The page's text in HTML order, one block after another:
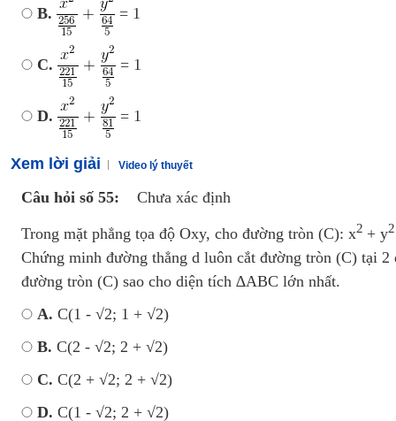
B. = 1
C. = 1
D. = 1
Xem lời giải Video lý thuyết
Câu hỏi số 55: Chưa xác định
Trong mặt phẳng tọa độ Oxy, cho đường tròn (C): x2 + y2
Chứng minh đường thẳng d luôn cắt đường tròn (C) tại
đường tròn (C) sao cho diện tích ∆ABC lớn nhất.
A. C(1 - √2; 1 + √2)
B. C(2 - √2; 2 + √2)
C. C(2 + √2; 2 + √2)
D. C(1 - √2; 2 + √2)